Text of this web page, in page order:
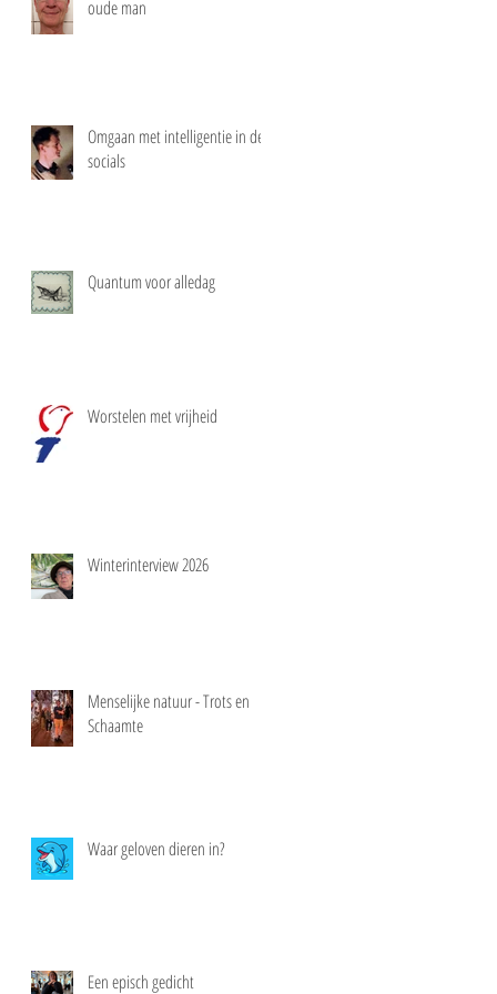
oude man
Omgaan met intelligentie in de
socials
Quantum voor alledag
Worstelen met vrijheid
Winterinterview 2026
Menselijke natuur - Trots en
Schaamte
Waar geloven dieren in?
Een episch gedicht